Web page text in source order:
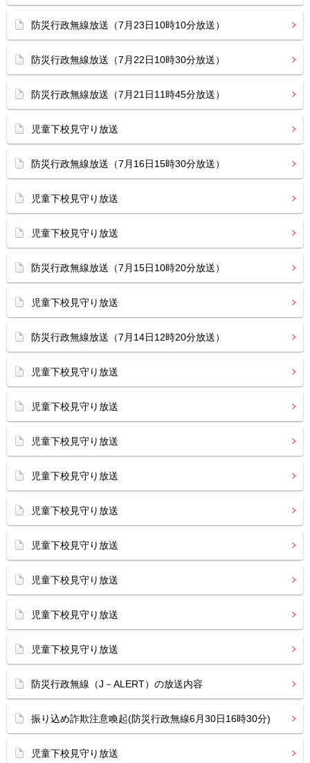
防災行政無線放送（7月23日10時10分放送）
防災行政無線放送（7月22日10時30分放送）
防災行政無線放送（7月21日11時45分放送）
児童下校見守り放送
防災行政無線放送（7月16日15時30分放送）
児童下校見守り放送
児童下校見守り放送
防災行政無線放送（7月15日10時20分放送）
児童下校見守り放送
防災行政無線放送（7月14日12時20分放送）
児童下校見守り放送
児童下校見守り放送
児童下校見守り放送
児童下校見守り放送
児童下校見守り放送
児童下校見守り放送
児童下校見守り放送
児童下校見守り放送
児童下校見守り放送
防災行政無線（J－ALERT）の放送内容
振り込め詐欺注意喚起(防災行政無線6月30日16時30分)
児童下校見守り放送